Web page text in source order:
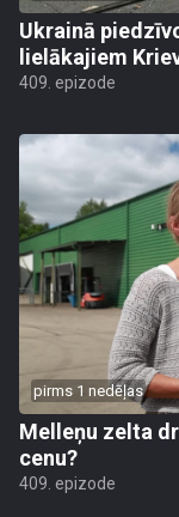
Ukrainā
lielākajiem
409. epizode
pirms 1 nedēļas
Melleņu zelta
cenu?
409. epizode